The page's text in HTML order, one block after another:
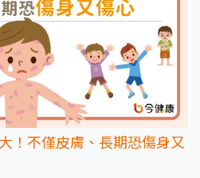
！不僅皮膚、長期恐傷身又